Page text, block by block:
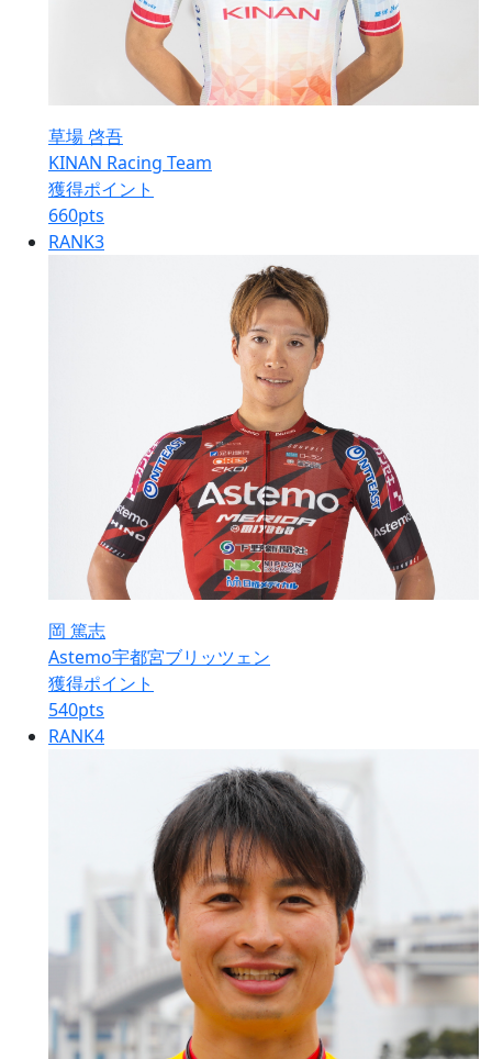
草場 啓吾
KINAN Racing Team
獲得ポイント
660pts
RANK3
岡 篤志
Astemo宇都宮ブリッツェン
獲得ポイント
540pts
RANK4